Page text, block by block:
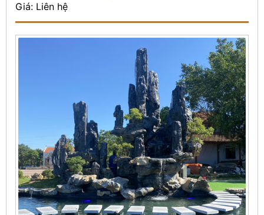
Giá: Liên hệ